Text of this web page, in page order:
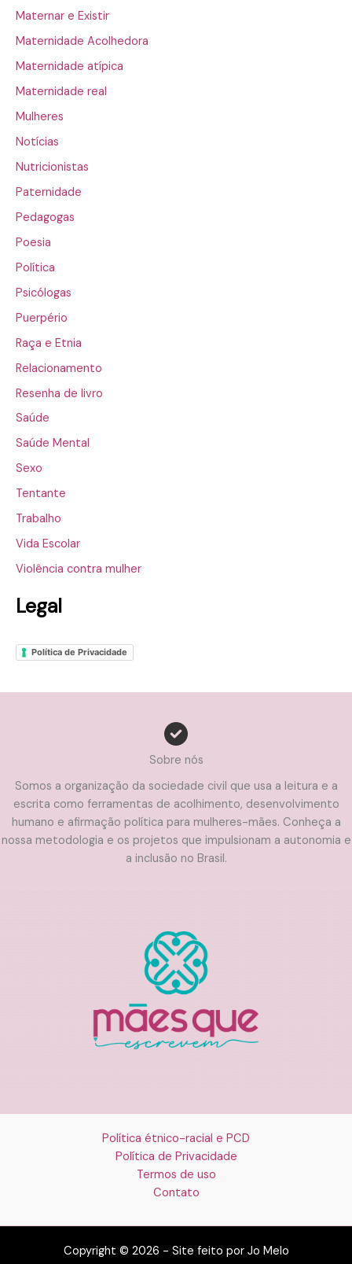
Maternar e Existir
Maternidade Acolhedora
Maternidade atípica
Maternidade real
Mulheres
Notícias
Nutricionistas
Paternidade
Pedagogas
Poesia
Política
Psicólogas
Puerpério
Raça e Etnia
Relacionamento
Resenha de livro
Saúde
Saúde Mental
Sexo
Tentante
Trabalho
Vida Escolar
Violência contra mulher
Legal
Política de Privacidade
Sobre nós
Somos a organização da sociedade civil que usa a leitura e a
escrita como ferramentas de acolhimento, desenvolvimento
humano e afirmação política para mulheres-mães. Conheça a
nossa metodologia e os projetos que impulsionam a autonomia e
a inclusão no Brasil.
Política étnico-racial e PCD
Política de Privacidade
Termos de uso
Contato
Copyright © 2026 - Site feito por Jo Melo